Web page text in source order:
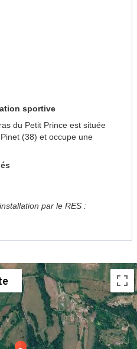
sportive
du Petit Prince est située
(38) et occupe une
par le RES :